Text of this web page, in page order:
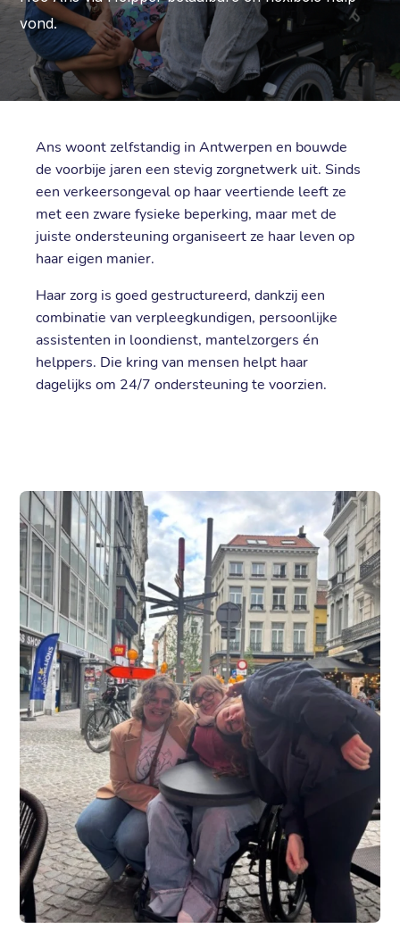
Over Helpper
Contact
vond.
Ans woont zelfstandig in Antwerpen en bouwde
de voorbije jaren een stevig zorgnetwerk uit. Sinds
een verkeersongeval op haar veertiende leeft ze
met een zware fysieke beperking, maar met de
juiste ondersteuning organiseert ze haar leven op
haar eigen manier.
Haar zorg is goed gestructureerd, dankzij een
combinatie van verpleegkundigen, persoonlijke
assistenten in loondienst, mantelzorgers én
helppers. Die kring van mensen helpt haar
dagelijks om 24/7 ondersteuning te voorzien.